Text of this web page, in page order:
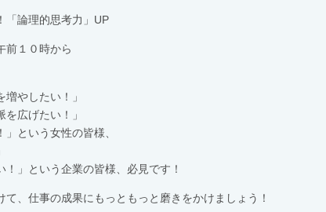
理的思考力」UP
１０時から
したい！」
げたい！」
いう女性の皆様、
という企業の皆様、必見です！
、仕事の成果にもっともっと磨きをかけましょう！